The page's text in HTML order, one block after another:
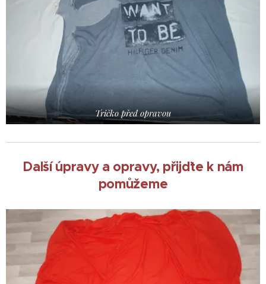
Tričko před opravou
Další úpravy a opravy, přijďte k nám
pomůžeme